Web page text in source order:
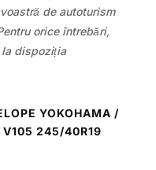
de autoturism
orice întrebări,
dispoziția
YOKOHAMA /
V105 245/40R19